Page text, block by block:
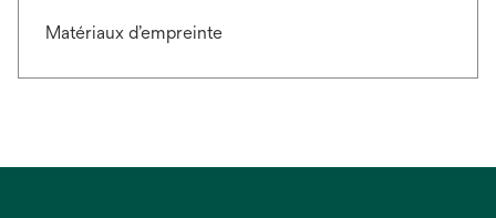
Matériaux d’empreinte